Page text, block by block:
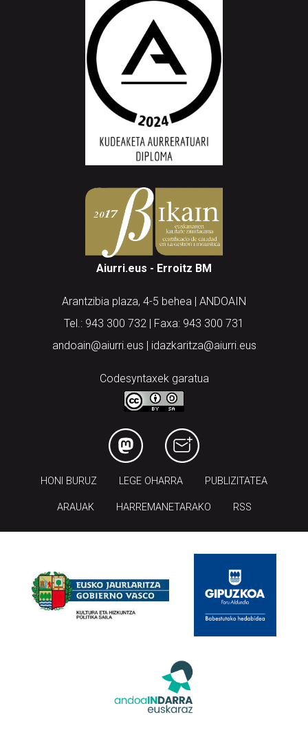
Aiurri.eus - Erroitz BM
Arantzibia plaza, 4-5 behea | ANDOAIN
Tel.: 943 300 732 | Faxa: 943 300 731
andoain@aiurri.eus | idazkaritza@aiurri.eus
Codesyntaxek garatua
HONI BURUZ LEGE OHARRA PUBLIZITATEA
ARAUAK HARREMANETARAKO RSS